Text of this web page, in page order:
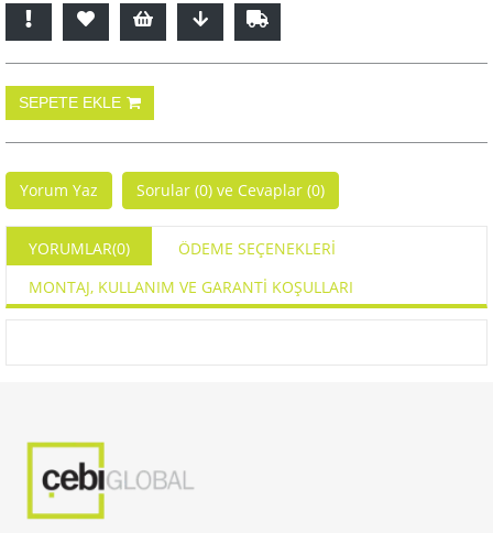
Yorum Yaz Sorular (0) ve Cevaplar (0)
YORUMLAR(0)
ÖDEME SEÇENEKLERI
MONTAJ, KULLANIM VE GARANTİ KOŞULLARI